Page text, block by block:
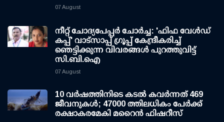
07 August
നീറ്റ് ചോദ്യപേപ്പര്‍ ചോര്‍ച്ച: 'ഫിഫ വേള്‍ഡ്
കപ്പ്' വാട്സാപ്പ് ഗ്രൂപ്പ് കേന്ദ്രീകരിച്ച്
ഞെട്ടിക്കുന്ന വിവരങ്ങള്‍ പുറത്തുവിട്ട്
സി.ബി.ഐ
07 August
10 വര്‍ഷത്തിനിടെ കടല്‍ കവര്‍ന്നത് 469
ജീവനുകള്‍; 47000 ത്തിലധികം പേര്‍ക്ക്
രക്ഷാകരമേകി മറൈന്‍ ഫിഷറീസ്